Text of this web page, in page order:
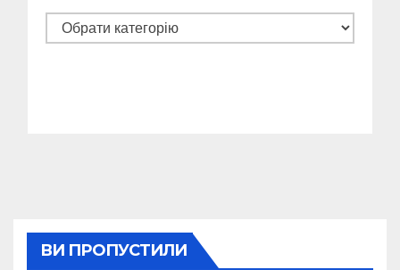
Категорії
ВИ ПРОПУСТИЛИ